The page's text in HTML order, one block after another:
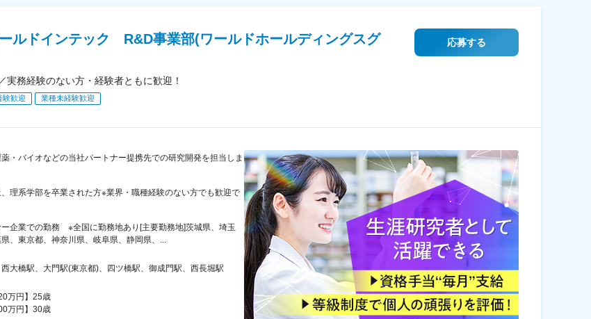
ルドインテック R&D事業部(ワールドホールディングスグ
実務経験のない方・経験者ともに歓迎！
験歓迎 業種未経験歓迎
応募する
・バイオなどの当社パートナー提携先での研究開発を担当しま
理系学部を卒業された方※業界・職種経験のない方でも歓迎で
企業での勤務 ※全国に勤務地あり[主要勤務地]茨城県、埼玉
、東京都、神奈川県、岐阜県、静岡県、...
大橋駅、大門駅(東京都)、四ツ橋駅、御成門駅、西長堀駅
万円】25歳
万円】30歳